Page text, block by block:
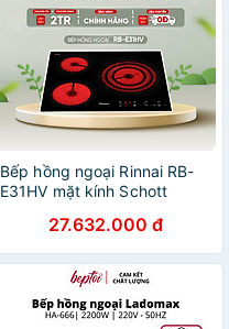
Bếp hồng ngoại Rinnai RB-
E31HV mặt kính Schott
27.632.000 đ